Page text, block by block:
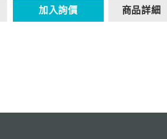
加入詢價 商品詳細